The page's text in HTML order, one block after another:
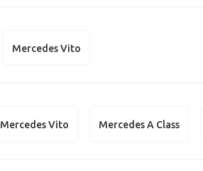
Mercedes Vito
Mercedes Vito Mercedes A Class